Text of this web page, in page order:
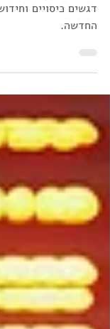
דגשים כיסויים
החדשה.